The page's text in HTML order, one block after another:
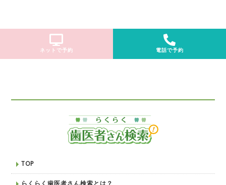
ネットで予約 電話で予約
TOP